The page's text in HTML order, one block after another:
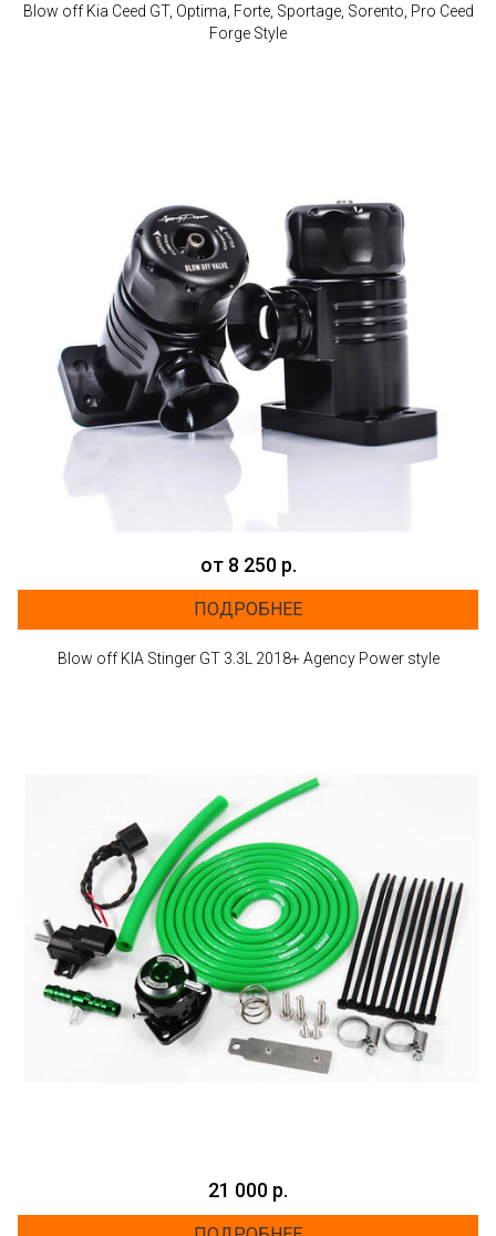
Blow off Kia Ceed GT, Optima, Forte, Sportage, Sorento, Pro Ceed
Forge Style
от 8 250 р.
ПОДРОБНЕЕ
Blow off KIA Stinger GT 3.3L 2018+ Agency Power style
21 000 р.